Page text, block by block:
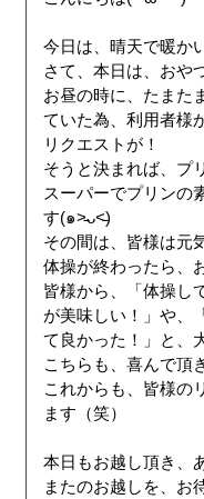
今日は、晴天で暖か
さて、本日は、おや
お昼の時に、たまた
ていた為、利用者様
リクエストが！
そうと決まれば、プ
スーパーでプリンの
す(๑˃̵ᴗ˂̵)
その間は、皆様は元
体操が終わったら、
皆様から、「体操し
が美味しい！」や、
て良かった！」と
こちらも、喜んで頂
これからも、皆様の
ます（笑）
本日もお越し頂き、
またのお越しを、お